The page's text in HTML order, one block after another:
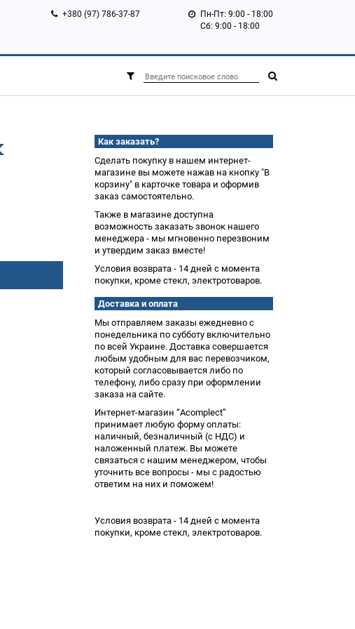
+380 (97) 786-37-87
Пн-Пт: 9:00 - 18:00
Сб: 9:00 - 18:00
Как заказать?
Сделать покупку в нашем интернет-
магазине вы можете нажав на кнопку "В
корзину" в карточке товара и оформив
заказ самостоятельно.
Также в магазине доступна
возможность заказать звонок нашего
менеджера - мы мгновенно перезвоним
и утвердим заказ вместе!
Условия возврата - 14 дней с момента
покупки, кроме стекл, электротоваров.
Доставка и оплата
Мы отправляем заказы ежедневно с
понедельника по субботу включительно
по всей Украине. Доставка совершается
любым удобным для вас перевозчиком,
который согласовывается либо по
телефону, либо сразу при оформлении
заказа на сайте.
Интернет-магазин “Acomplect”
принимает любую форму оплаты:
наличный, безналичный (с НДС) и
наложенный платеж. Вы можете
связаться с нашим менеджером, чтобы
уточнить все вопросы - мы с радостью
ответим на них и поможем!
Условия возврата - 14 дней с момента
покупки, кроме стекл, электротоваров.